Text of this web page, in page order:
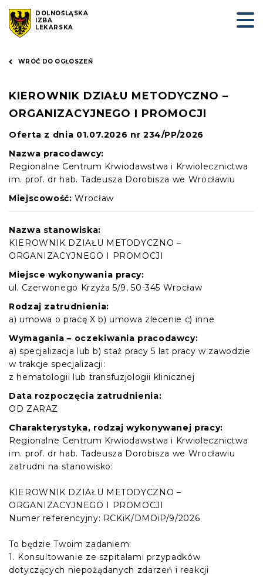
DOLNOŚLĄSKA
IZBA
LEKARSKA
WRÓĆ DO OGŁOSZEŃ
KIEROWNIK DZIAŁU METODYCZNO –
ORGANIZACYJNEGO I PROMOCJI
Oferta z dnia 01.07.2026 nr 234/PP/2026
Nazwa pracodawcy:
Regionalne Centrum Krwiodawstwa i Krwiolecznictwa
im. prof. dr hab. Tadeusza Dorobisza we Wrocławiu
Miejscowość: Wrocław
Nazwa stanowiska:
KIEROWNIK DZIAŁU METODYCZNO –
ORGANIZACYJNEGO I PROMOCJI
Miejsce wykonywania pracy:
ul. Czerwonego Krzyża 5/9, 50-345 Wrocław
Rodzaj zatrudnienia:
a) umowa o pracę X b) umowa zlecenie c) inne
Wymagania – oczekiwania pracodawcy:
a) specjalizacja lub b) staż pracy 5 lat pracy w zawodzie
w trakcje specjalizacji:
z hematologii lub transfuzjologii klinicznej
Data rozpoczęcia zatrudnienia:
OD ZARAZ
Charakterystyka, rodzaj wykonywanej pracy:
Regionalne Centrum Krwiodawstwa i Krwiolecznictwa
im. prof. dr hab. Tadeusza Dorobisza we Wrocławiu
zatrudni na stanowisko:
KIEROWNIK DZIAŁU METODYCZNO –
ORGANIZACYJNEGO I PROMOCJI
Numer referencyjny: RCKiK/DMOiP/9/2026
To będzie Twoim zadaniem:
1. Konsultowanie ze szpitalami przypadków
dotyczących niepożądanych zdarzeń i reakcji